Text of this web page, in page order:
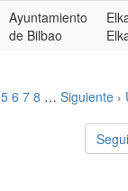
Ayuntamiento
de Bilbao
5 6 7 8 … Siguiente ›